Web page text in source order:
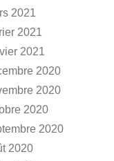
2021
2021
2021
2020
2020
2020
2020
2020